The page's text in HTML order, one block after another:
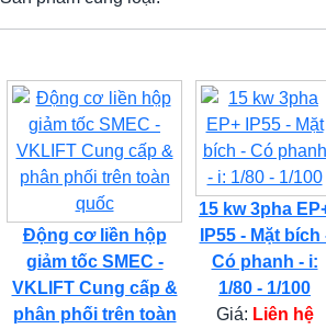
Động cơ liền hộp
giảm tốc SMEC -
VKLIFT Cung cấp &
phân phối trên toàn
15 kw 3pha
IP55 - Mặt bích
Có phanh - i:
1/80 - 1/100
Giá: Liên hệ